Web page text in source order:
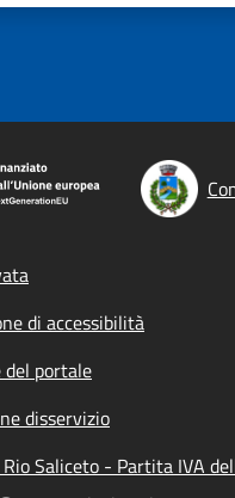
menu
di accessibilità
portale
disservizio
Rio Saliceto - Partita IVA